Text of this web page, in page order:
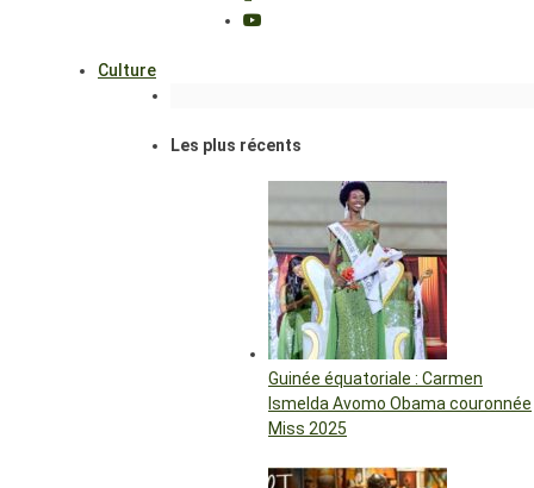
Culture
Les plus récents
Guinée équatoriale : Carmen
Ismelda Avomo Obama couronnée
Miss 2025